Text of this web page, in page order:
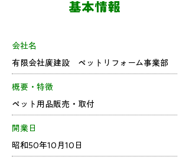
基本情報
会社名
有限会社廣建設 ペットリフォーム事業部
概要・特徴
ペット用品販売・取付
開業日
昭和50年10月10日